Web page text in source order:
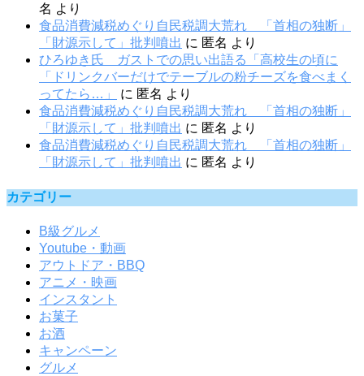
名 より
食品消費減税めぐり自民税調大荒れ 「首相の独断」
「財源示して」批判噴出 に 匿名 より
ひろゆき氏 ガストでの思い出語る「高校生の頃に
「ドリンクバーだけでテーブルの粉チーズを食べまく
ってたら…」
に 匿名 より
食品消費減税めぐり自民税調大荒れ 「首相の独断」
「財源示して」批判噴出 に 匿名 より
食品消費減税めぐり自民税調大荒れ 「首相の独断」
「財源示して」批判噴出 に 匿名 より
カテゴリー
B級グルメ
Youtube・動画
アウトドア・BBQ
アニメ・映画
インスタント
お菓子
お酒
キャンペーン
グルメ